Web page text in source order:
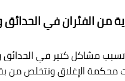
من الفئران في الحدائق
مشاكل كتير في الحدائق
محكمة الإغلاق ونتخلص من